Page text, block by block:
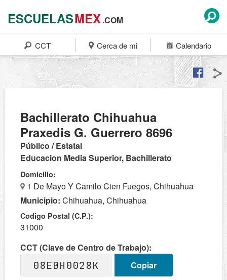
ESCUELASMEX.COM
CCT Cerca de mi Calendario
Bachillerato Chihuahua
Praxedis G. Guerrero 8696
Público / Estatal
Educacion Media Superior, Bachillerato
Domicilio:
1 De Mayo Y Camilo Cien Fuegos, Chihuahua
Municipio: Chihuahua, Chihuahua
Codigo Postal (C.P.):
31000
CCT (Clave de Centro de Trabajo):
08EBH0028K
Copiar